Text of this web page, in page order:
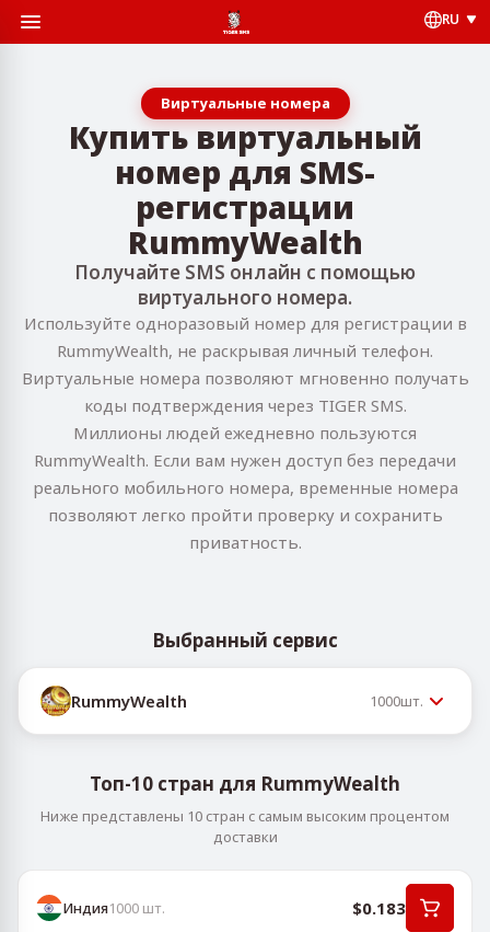
RU
Виртуальные номера
Купить виртуальный
номер для SMS-
регистрации
RummyWealth
Получайте SMS онлайн с помощью
виртуального номера.
Используйте одноразовый номер для регистрации в
RummyWealth, не раскрывая личный телефон.
Виртуальные номера позволяют мгновенно получать
коды подтверждения через TIGER SMS.
Миллионы людей ежедневно пользуются
RummyWealth. Если вам нужен доступ без передачи
реального мобильного номера, временные номера
позволяют легко пройти проверку и сохранить
приватность.
Выбранный сервис
RummyWealth 1000шт.
Топ-10 стран для RummyWealth
Ниже представлены 10 стран с самым высоким процентом
доставки
Индия1000 шт. $0.183